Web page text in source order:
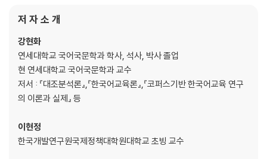
3.3 목적지
: 에, 을/를, 으로
3.4 비롯됨
: 에게, 한테, 에게서, 한테서
3.5 비슷함
: 같이, 처럼, 만큼
3.6 상관없음
: 이나, 이든지, 이라도
3.7 유일함
: 만, 밖에, 뿐
저 자 소 개
강현화
연세대학교 국어국문학과 학사, 석사, 박사 졸업
현 연세대학교 국어국문학과 교수
저서 : 『대조분석론』,『한국어교육론』,『코퍼스기반 한국어교육 연구
의 이론과 실제』 등
이현정
한국개발연구원국제정책대학원대학교 초빙 교수